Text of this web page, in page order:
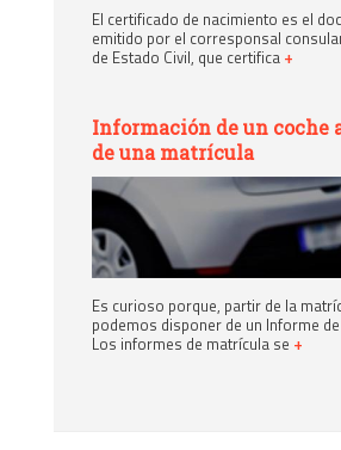
El certificado de nacimiento es el
emitido por el corresponsal
de Estado Civil, que certifica +
Información de un coche
de una matrícula
Es curioso porque, partir de la
podemos disponer de un Informe
Los informes de matrícula se +